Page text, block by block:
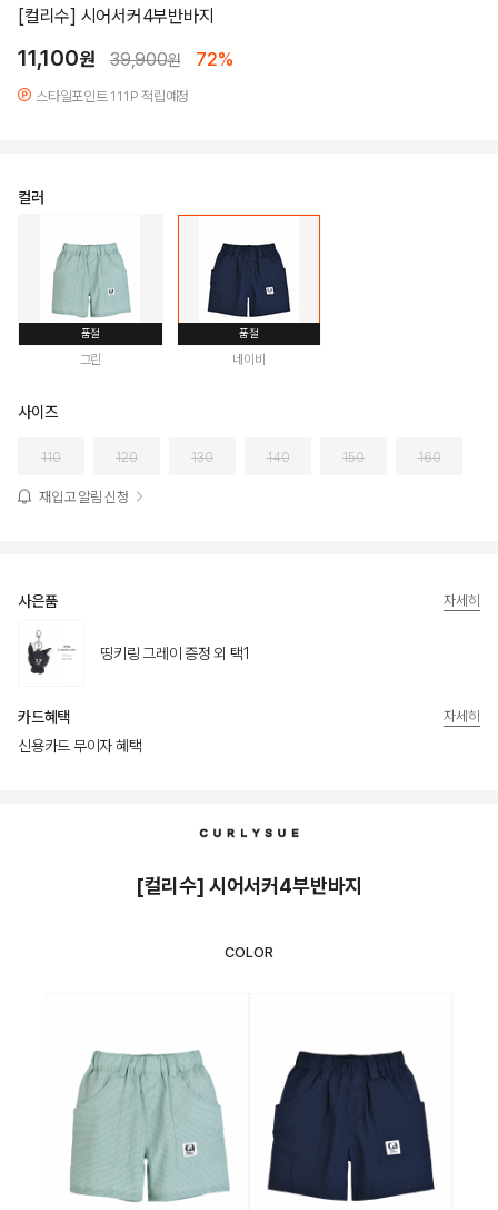
[컬리수] 시어서커4부반바지
11,100원 39,900원 72%
스타일포인트 111P 적립예정
컬러
품절
그린
품절
네이비
사이즈
110 120 130 140 150 160
재입고 알림 신청
사은품
띵키링 그레이 증정 외 택1
자세히
카드혜택
신용카드 무이자 혜택
자세히
[컬리수] 시어서커4부반바지
COLOR